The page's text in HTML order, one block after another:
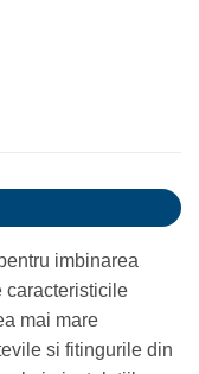
imbinarea
caracteristicile
mai mare
si fitingurile din